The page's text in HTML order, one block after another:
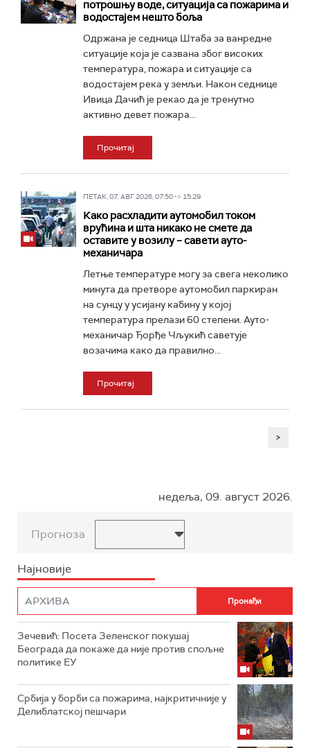
потрошњу воде, ситуација са пожарима и
водостајем нешто боља
Одржана је седница Штаба за ванредне
ситуације која је сазвана због високих
температура, пожара и ситуације са
водостајем река у земљи. Након седнице
Ивица Дачић је рекао да је тренутно
активно девет пожара...
Прочитај
ПЕТАК, 07. АВГ 2026, 07:50 -> 15:29
Како расхладити аутомобил током
врућина и шта никако не смете да
оставите у возилу – савети ауто-
механичара
Летње температуре могу за свега неколико
минута да претворе аутомобил паркиран
на сунцу у усијану кабину у којој
температура прелази 60 степени. Ауто-
механичар Ђорђе Чљукић саветује
возачима како да правилно...
Прочитај
>
недеља, 09. август 2026.
Прогноза
Најновије
Зечевић: Посета Зеленског покушај
Београда да покаже да није против спољне
политике ЕУ
Србија у борби са пожарима, најкритичније у
Делиблатској пешчари